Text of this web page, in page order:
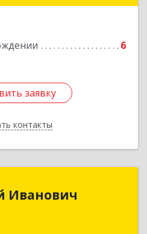
6
заявку
контакты
заявку
Назад
Иванович
Сергей Иванович
обл, г.Кемерово, пр-т